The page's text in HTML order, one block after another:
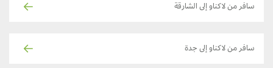
سافر من لاكناو إلى الشارقة
سافر من لاكناو إلى جدة